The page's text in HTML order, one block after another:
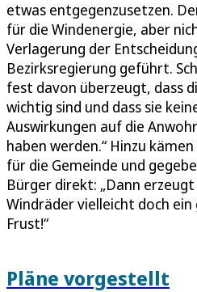
etwas entgegenzusetzen.
für die Windenergie, aber
Verlagerung der
Bezirksregierung geführt.
fest davon überzeugt, dass
wichtig sind und dass sie
Auswirkungen auf die
haben werden.“ Hinzu
für die Gemeinde und
Bürger direkt: „Dann
Windräder vielleicht doch ein
Frust!“
Pläne vorgestellt